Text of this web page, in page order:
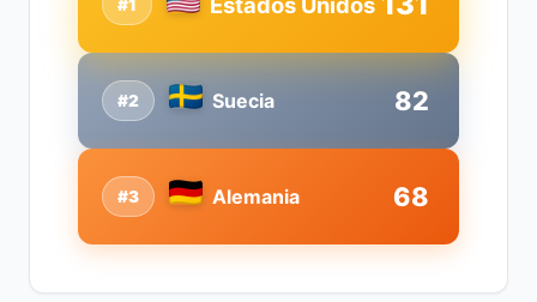
#2 Suecia 82
#1
#3 Alemania 68